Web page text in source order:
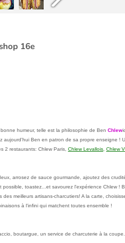
16e
humeur, telle est la philosophie de Ben Chlew
aujourd'hui Ben en patron de sa propre enseigne !
2 restaurants: Chlew Paris, Chlew Levallois, Chlew
arrosez de sauce gourmande, ajoutez des
toastez...et savourez l'expérience Chlew !
meilleurs artisans-charcutiers! A la carte,
à l'infini qui matchent toutes ensemble !
boutargue, un service de charcuterie à la